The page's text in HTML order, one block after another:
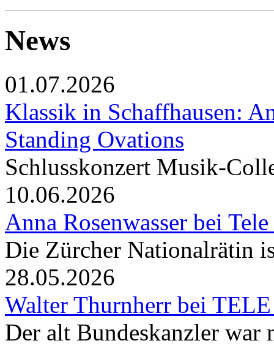
News
01.07.2026
Klassik in Schaffhausen:
Standing Ovations
Schlusskonzert Musik-
10.06.2026
Anna Rosenwasser bei
Die Zürcher Nationalrätin
28.05.2026
Walter Thurnherr bei
Der alt Bundeskanzler war